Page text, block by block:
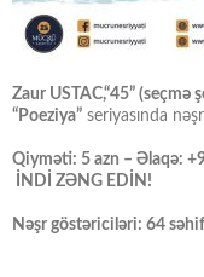
Zaur USTAC,“45” (seçmə
“Poeziya” seriyasında
Qiyməti: 5 azn – Əlaqə:
İNDİ ZƏNG EDİN!
Nəşr göstəriciləri: 64